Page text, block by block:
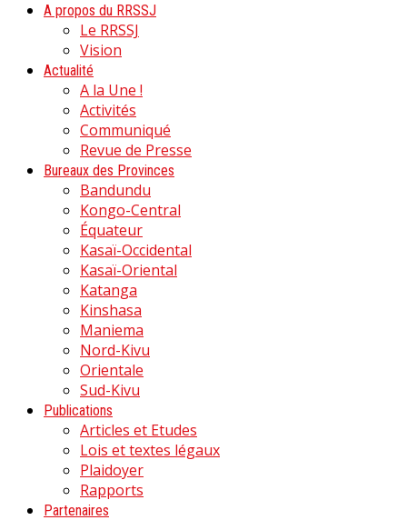
A propos du RRSSJ
Le RRSSJ
Vision
Actualité
A la Une !
Activités
Communiqué
Revue de Presse
Bureaux des Provinces
Bandundu
Kongo-Central
Équateur
Kasaï-Occidental
Kasaï-Oriental
Katanga
Kinshasa
Maniema
Nord-Kivu
Orientale
Sud-Kivu
Publications
Articles et Etudes
Lois et textes légaux
Plaidoyer
Rapports
Partenaires